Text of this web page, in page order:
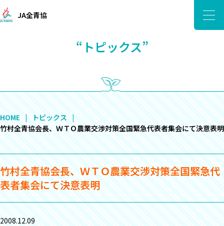
JA全青協
“トピックス”
HOME
トピックス
竹村全青協会長、ＷＴＯ農業交渉対策全国緊急代表者集会にて決意表明
竹村全青協会長、ＷＴＯ農業交渉対策全国緊急代
表者集会にて決意表明
2008.12.09